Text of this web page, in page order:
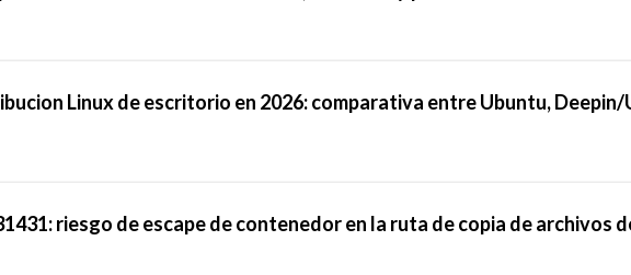
Linux de escritorio en 2026: comparativa entre Ubuntu, Deepin/
riesgo de escape de contenedor en la ruta de copia de archivos